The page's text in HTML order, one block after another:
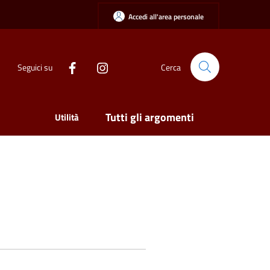
Accedi all'area personale
Seguici su Cerca
Utilità Tutti gli argomenti